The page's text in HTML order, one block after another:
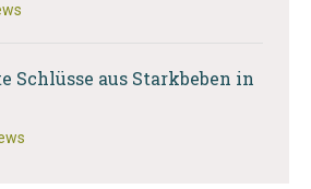
Schlüsse aus Starkbeben in